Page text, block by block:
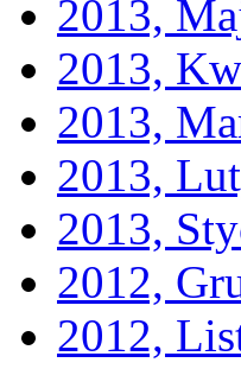
2013,
2013,
2013,
2013,
2013,
2012,
2012,